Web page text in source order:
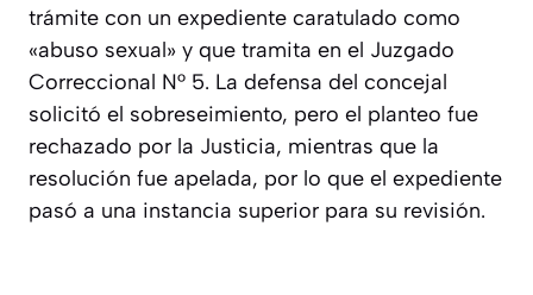
trámite con un expediente caratulado como
«abuso sexual» y que tramita en el Juzgado
Correccional N° 5. La defensa del concejal
solicitó el sobreseimiento, pero el planteo fue
rechazado por la Justicia, mientras que la
resolución fue apelada, por lo que el expediente
pasó a una instancia superior para su revisión.